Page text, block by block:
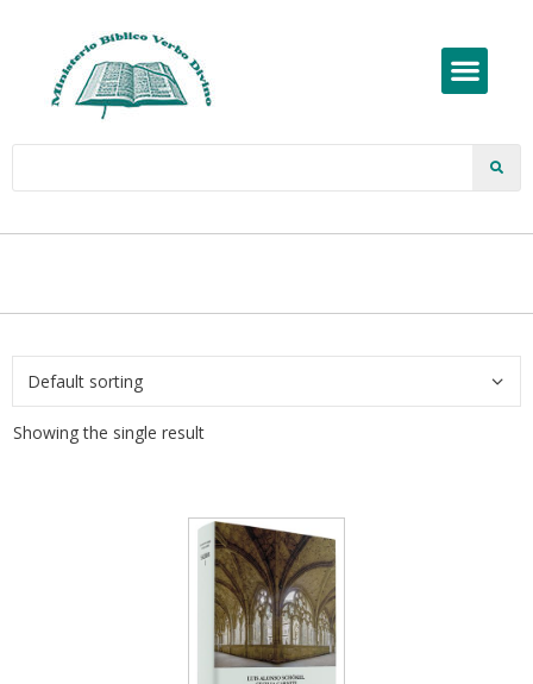
Showing the single result